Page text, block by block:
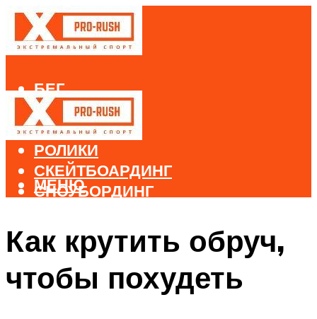
БЕГ
ВЕЛОСПОРТ
ДАЙВИНГ
РОЛИКИ
СКЕЙТБОАРДИНГ
СНОУБОРДИНГ
МЕНЮ
МЕНЮ
Как крутить обруч,
чтобы похудеть